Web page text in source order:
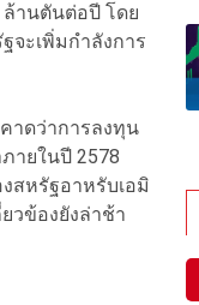
ล้านตันต่อปี โดย
จะเพิ่มกำลังการ
คาดว่าการลงทุน
ายในปี 2578
สหรัฐอาหรับเอมิ
วข้องยังล่าช้า